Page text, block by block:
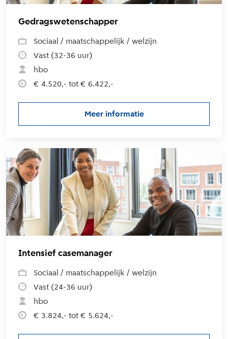
Gedragswetenschapper
Sociaal / maatschappelijk / welzijn
Vast (32-36 uur)
hbo
€ 4.520,- tot € 6.422,-
Meer informatie
over de vacature
Intensief casemanager
Sociaal / maatschappelijk / welzijn
Vast (24-36 uur)
hbo
€ 3.824,- tot € 5.624,-